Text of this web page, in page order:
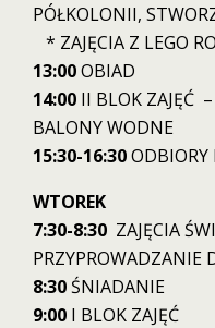
PÓŁKOLONII,
* ZAJĘCIA Z LEGO
13:00OBIAD
14:00 II BLOK ZAJĘĆ
BALONY WODNE
15:30-16:30ODBIORY
WTOREK
7:30-8:30 ZAJĘCIA
PRZYPROWADZANIE
8:30ŚNIADANIE
9:00 I BLOK ZAJĘĆ